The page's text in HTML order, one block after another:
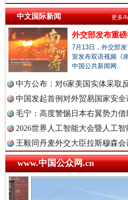
中国法
中国检
中国医
中国企
巳巳如意，开工大吉！
“后车司机肯定在骂我”
中文国际新闻
外交部发布重
7月13日，外交部
室发布双语视频《
中国公共新闻网..
中方公布：对6家美国实体采取
中国发起首例对外贸易国家安全
毛宁：高度警惕日本右翼势力借
2026世界人工智能大会暨人工智
王毅同丹麦外交大臣拉斯穆森会
更多/
www.中国公众网.cn